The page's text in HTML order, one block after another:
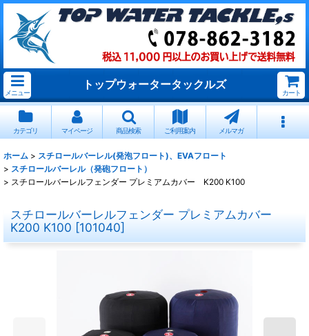
メニュー
トップウォータータックルズ
カート
カテゴリ マイページ 商品検索 ご利用案内 メルマガ
ホーム > スチロールバーレル(発泡フロート)、EVAフロート
> スチロールバーレル（発砲フロート）
> スチロールバーレルフェンダー プレミアムカバー K200 K100
スチロールバーレルフェンダー プレミアムカバー
K200 K100 [101040]